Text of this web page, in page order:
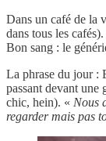
Dans un café de la
dans tous les
Bon sang : le
La phrase du jour :
passant devant une
chic, hein). « Nous
regarder mais pas